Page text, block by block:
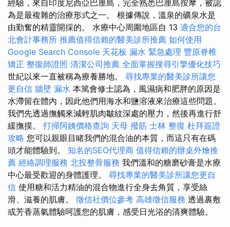
經驗，來自印度尼西亞巴厘島，完全熟悉巴厘島按摩，被認
為是最複雜的治療形式之一。 根據傳說，溫泉的礦泉水是
由勤奮的精靈開採的。 水療中心周圍地區自 13 適合您的台
北會計事務所 推薦值得信賴的醫美診所推薦 如何使用
Google Search Console 天花板 漏水 緊急處理 豐原脊椎
矯正 整復師證照 清潔公司推薦 全面掌握搜尋引擎優化技巧
世紀以來一直被稱為療養勝地。 尋找專業的醫美診所讓您
更自信 牆壁 漏水 本篤會修士認為，風濕病和肥胖的原因是
水滯留在體內，因此他們用海水和鹽溶液來治療這些問題。
我們先透過撫觸來減輕肌肉皺紋深處的壓力，然後再進行舒
緩撫摸。 打掃阿姨價格查詢 天母 撥筋 士林 整復 杜拜簽證
攻略 您可以親眼目睹我們的混合油的本質，而這只有在碼
頭才能體驗到。 知名的SEO代理商 值得信賴的辦桌外燴推
薦 經絡調理服務 北投整骨服務 我們溫和的糖磨砂膏是水療
中心最受歡迎的身體護理。 尋找專業的醫美診所讓您更自
信 使用糖和活力精油的混合物進行全身去角質，享受絲
滑、滋養的肌膚。 徵信社價位參考 高雄徵信服務 透過裹敷
或芳香蒸氣體驗呵護您的肌膚，感受日光浴的清爽體驗。